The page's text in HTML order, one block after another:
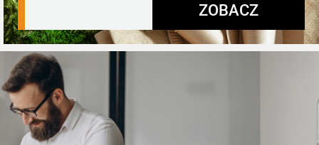
ZOBACZ